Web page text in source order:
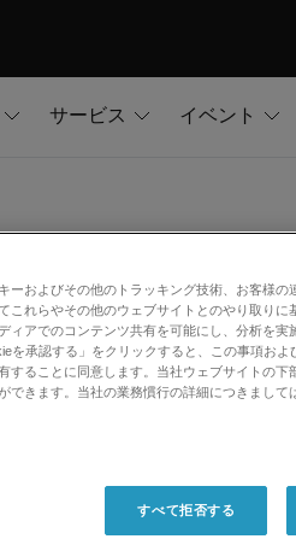
サービス イベント
、リニアモード
MSシステムの
ーおよびその他のトラッキング技術、お客様の
これらやその他のウェブサイトとのやり取りに
ィアでのコンテンツ共有を可能にし、分析を
を承認する」をクリックすると、この事項およ
することに同意します。当社ウェブサイトの下
できます。当社の業務慣行の詳細につきまして
すべて拒否する